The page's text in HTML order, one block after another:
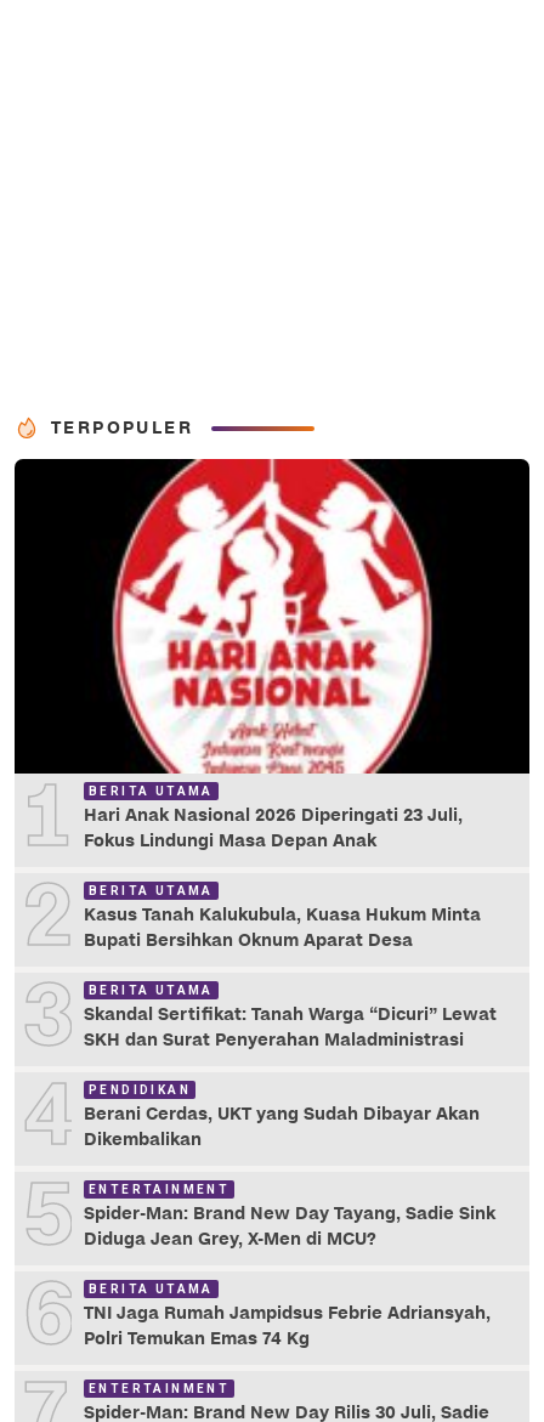
TERPOPULER
1 BERITA UTAMA
Hari Anak Nasional 2026 Diperingati 23 Juli,
Fokus Lindungi Masa Depan Anak
2 BERITA UTAMA
Kasus Tanah Kalukubula, Kuasa Hukum Minta
Bupati Bersihkan Oknum Aparat Desa
3 BERITA UTAMA
Skandal Sertifikat: Tanah Warga “Dicuri” Lewat
SKH dan Surat Penyerahan Maladministrasi
4 PENDIDIKAN
Berani Cerdas, UKT yang Sudah Dibayar Akan
Dikembalikan
5 ENTERTAINMENT
Spider-Man: Brand New Day Tayang, Sadie Sink
Diduga Jean Grey, X-Men di MCU?
6 BERITA UTAMA
TNI Jaga Rumah Jampidsus Febrie Adriansyah,
Polri Temukan Emas 74 Kg
ENTERTAINMENT
Spider-Man: Brand New Day Rilis 30 Juli, Sadie